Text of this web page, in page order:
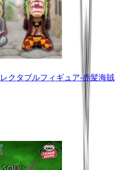
クタブルフィギュア-赤髪海賊